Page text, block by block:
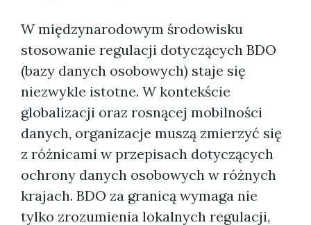
W międzynarodowym środowisku
stosowanie regulacji dotyczących BDO
(bazy danych osobowych) staje się
niezwykle istotne. W kontekście
globalizacji oraz rosnącej mobilności
danych, organizacje muszą zmierzyć się
z różnicami w przepisach dotyczących
ochrony danych osobowych w różnych
krajach. BDO za granicą wymaga nie
tylko zrozumienia lokalnych regulacji,